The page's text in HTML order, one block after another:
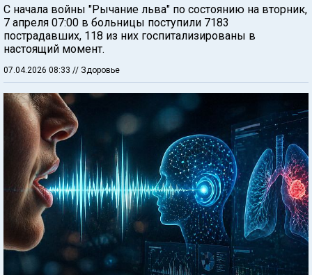
C начала войны "Рычание льва" по состоянию на вторник,
7 апреля 07:00 в больницы поступили 7183
пострадавших, 118 из них госпитализированы в
настоящий момент.
07.04.2026 08:33 // Здоровье